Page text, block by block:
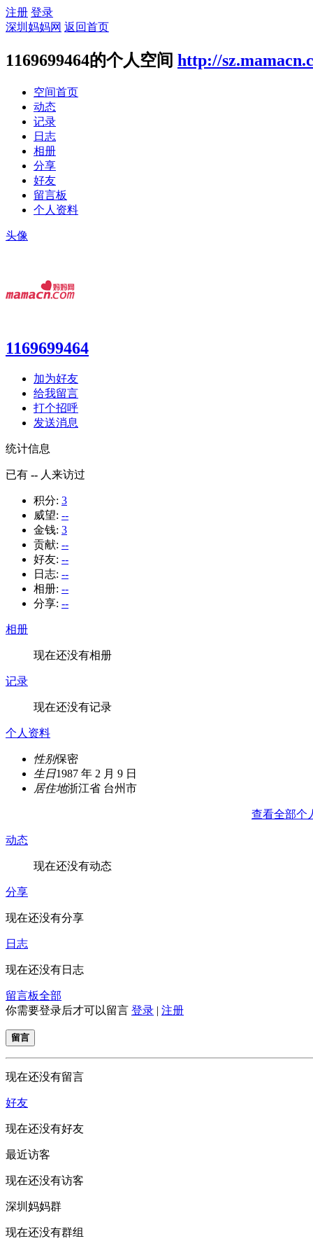
注册 登录
深圳妈妈网 返回首页
1169699464的个人空间 http://
空间首页
动态
记录
日志
相册
分享
好友
留言板
个人资料
头像
1169699464
加为好友
给我留言
打个招呼
发送消息
统计信息
已有 -- 人来访过
积分: 3
威望: --
金钱: 3
贡献: --
好友: --
日志: --
相册: --
分享: --
相册
现在还没有相册
记录
现在还没有记录
个人资料
性别保密
生日1987 年 2 月 9 日
居住地浙江省 台州市
查看全部个
动态
现在还没有动态
分享
现在还没有分享
日志
现在还没有日志
留言板全部
你需要登录后才可以留言 登录 | 注册
留言
现在还没有留言
好友
现在还没有好友
最近访客
现在还没有访客
深圳妈妈群
现在还没有群组